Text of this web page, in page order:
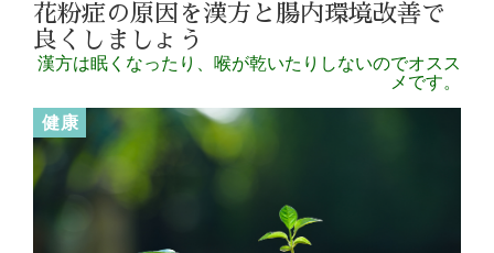
花粉症の原因を漢方と腸内環境改善で
良くしましょう
漢方は眠くなったり、喉が乾いたりしないのでオスス
メです。
健康